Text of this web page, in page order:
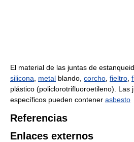
El material de las juntas de
silicona
metal blando, corcho fieltro
plástico (policlorotrifluoroetileno). Las
específicos pueden contener asbesto
Referencias
Enlaces externos